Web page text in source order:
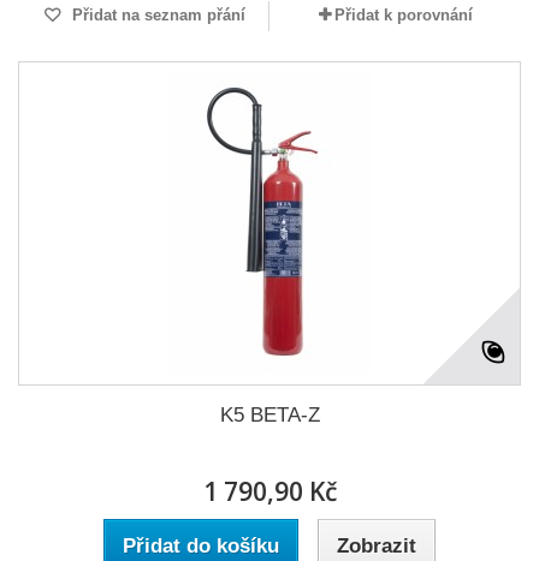
Přidat na seznam přání Přidat k porovnání
K5 BETA-Z
1 790,90 Kč
Přidat do košíku Zobrazit